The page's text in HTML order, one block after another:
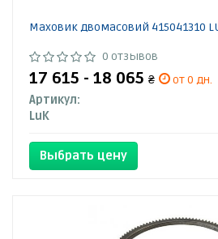
Маховик двомасовий 415041310
0 отзывов
17 615 - 18 065 ₴
от 0 дн.
Артикул:
LuK
Выбрать цену